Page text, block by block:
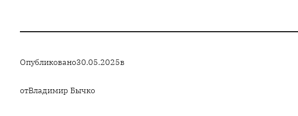
Опубликовано30.05.2025в
отВладимир Бычко